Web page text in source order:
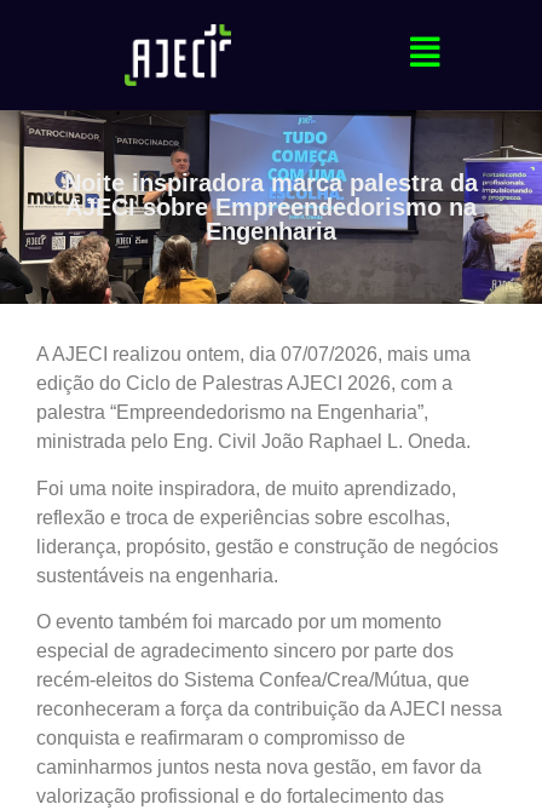
Noite inspiradora marca palestra da
AJECI sobre Empreendedorismo na
Engenharia
A AJECI realizou ontem, dia 07/07/2026, mais uma
edição do Ciclo de Palestras AJECI 2026, com a
palestra “Empreendedorismo na Engenharia”,
ministrada pelo Eng. Civil João Raphael L. Oneda.
Foi uma noite inspiradora, de muito aprendizado,
reflexão e troca de experiências sobre escolhas,
liderança, propósito, gestão e construção de negócios
sustentáveis na engenharia.
O evento também foi marcado por um momento
especial de agradecimento sincero por parte dos
recém-eleitos do Sistema Confea/Crea/Mútua, que
reconheceram a força da contribuição da AJECI nessa
conquista e reafirmaram o compromisso de
caminharmos juntos nesta nova gestão, em favor da
valorização profissional e do fortalecimento das